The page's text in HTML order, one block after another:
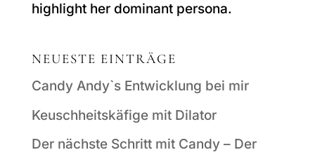
highlight her dominant persona.
NEUESTE EINTRÄGE
Candy Andy`s Entwicklung bei mir
Keuschheitskäfige mit Dilator
Der nächste Schritt mit Candy – Der